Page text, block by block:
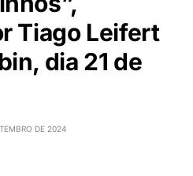
Tiago Leifert
dia 21 de
DE 2024